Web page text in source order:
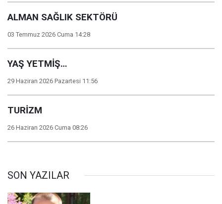
ALMAN SAĞLIK SEKTÖRÜ
03 Temmuz 2026 Cuma 14:28
YAŞ YETMİŞ…
29 Haziran 2026 Pazartesi 11:56
TURİZM
26 Haziran 2026 Cuma 08:26
SON YAZILAR